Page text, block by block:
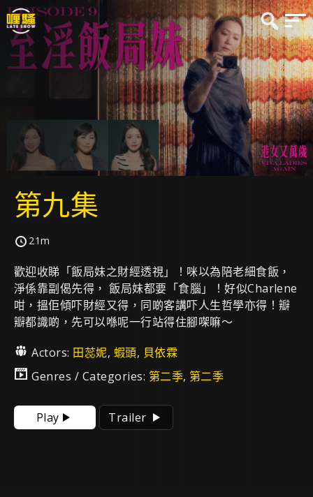
第九集
21m
歡迎收睇「飯局妹之財經透視」！咪以為陪老細食飯，
淨係靠副偈先得， 飯局妹都要「食腦」！好似Charlene
咁，搵佢傾吓財經又得，同啲客講吓人生哲學亦得！瓣
瓣都識啲，先可以喺呢一行站得住腳㗎嘛～
Actors: 田蕊妮, 蝦頭, 貝依霖
Genres / Categories: 第二季, 第二季
Play Trailer